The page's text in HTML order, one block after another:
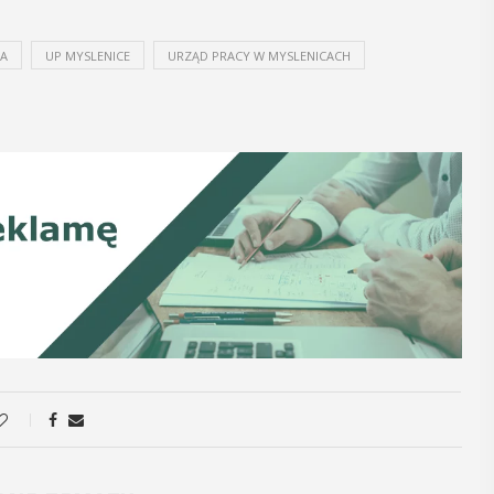
UP MYSLENICE URZĄD PRACY W MYSLENICACH
12 16:00 - 17:30
Spotkanie
Seniorów w
Jaworniku
Podczas majowego spotkania seniorzy
będą mieli wyjątkową okazję
przygotować się na nadchodzące lato,